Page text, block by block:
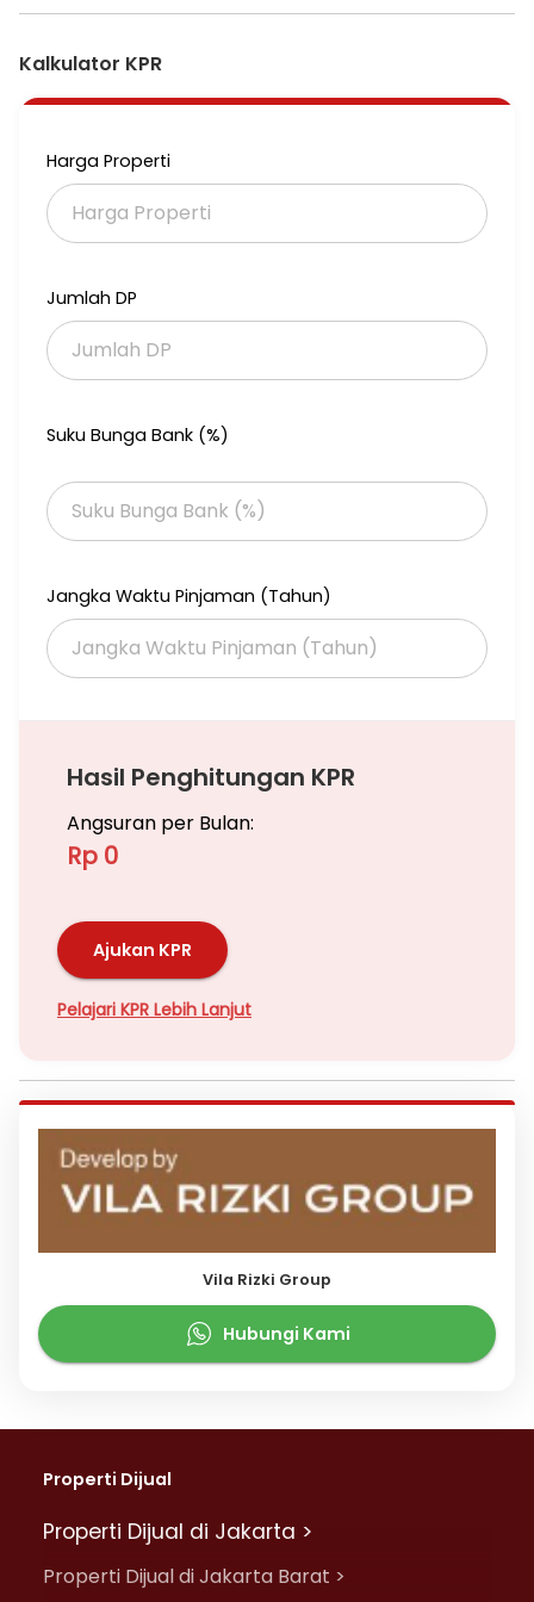
Rasakan ketenangan, kemudahan, dan keberkahan dalam
Hubungi Lita di 0852-1662-1300 untuk info lebih lanjut &
jadwalkan survei lokasi!
Kalkulator KPR
Harga Properti
Jumlah DP
Suku Bunga Bank (%)
Jangka Waktu Pinjaman (Tahun)
Hasil Penghitungan KPR
Angsuran per Bulan:
Rp 0
Ajukan KPR
Pelajari KPR Lebih Lanjut
Vila Rizki Group
Hubungi Kami
Properti Dijual
Properti Dijual di Jakarta >
Properti Dijual di Jakarta Barat >